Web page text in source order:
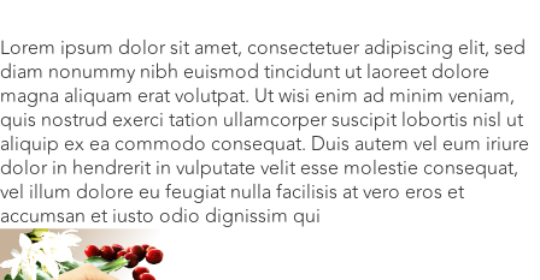
Lorem ipsum dolor sit amet, consectetuer adipiscing elit, sed
diam nonummy nibh euismod tincidunt ut laoreet dolore
magna aliquam erat volutpat. Ut wisi enim ad minim veniam,
quis nostrud exerci tation ullamcorper suscipit lobortis nisl ut
aliquip ex ea commodo consequat. Duis autem vel eum iriure
dolor in hendrerit in vulputate velit esse molestie consequat,
vel illum dolore eu feugiat nulla facilisis at vero eros et
accumsan et iusto odio dignissim qui